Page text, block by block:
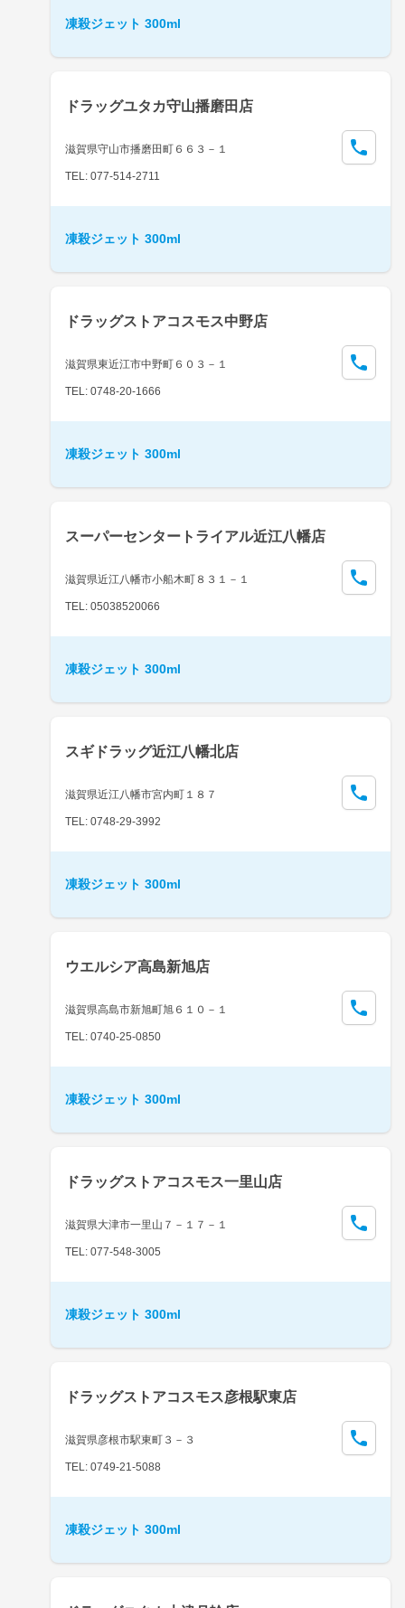
凍殺ジェット 300ml
ドラッグユタカ守山播磨田店
滋賀県守山市播磨田町６６３－１
TEL: 077-514-2711
凍殺ジェット 300ml
ドラッグストアコスモス中野店
滋賀県東近江市中野町６０３－１
TEL: 0748-20-1666
凍殺ジェット 300ml
スーパーセンタートライアル近江八幡店
滋賀県近江八幡市小船木町８３１－１
TEL: 05038520066
凍殺ジェット 300ml
スギドラッグ近江八幡北店
滋賀県近江八幡市宮内町１８７
TEL: 0748-29-3992
凍殺ジェット 300ml
ウエルシア高島新旭店
滋賀県高島市新旭町旭６１０－１
TEL: 0740-25-0850
凍殺ジェット 300ml
ドラッグストアコスモス一里山店
滋賀県大津市一里山７－１７－１
TEL: 077-548-3005
凍殺ジェット 300ml
ドラッグストアコスモス彦根駅東店
滋賀県彦根市駅東町３－３
TEL: 0749-21-5088
凍殺ジェット 300ml